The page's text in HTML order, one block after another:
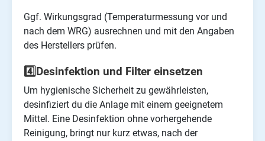
Ggf. Wirkungsgrad (Temperaturmessung vor und
nach dem WRG) ausrechnen und mit den Angaben
des Herstellers prüfen.
4️⃣Desinfektion und Filter einsetzen
Um hygienische Sicherheit zu gewährleisten,
desinfiziert du die Anlage mit einem geeignetem
Mittel. Eine Desinfektion ohne vorhergehende
Reinigung, bringt nur kurz etwas, nach der